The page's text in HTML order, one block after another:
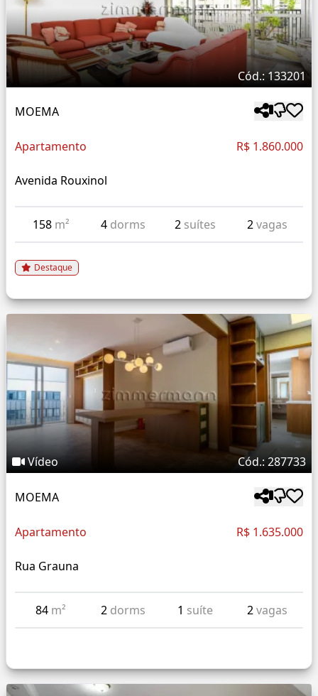
Cód.: 133201
MOEMA
Apartamento R$ 1.860.000
Avenida Rouxinol
158 m² 4 dorms 2 suítes 2vagas
Destaque
Vídeo Cód.: 287733
MOEMA
Apartamento R$ 1.635.000
Rua Grauna
84 m² 2 dorms 1 suíte 2vagas